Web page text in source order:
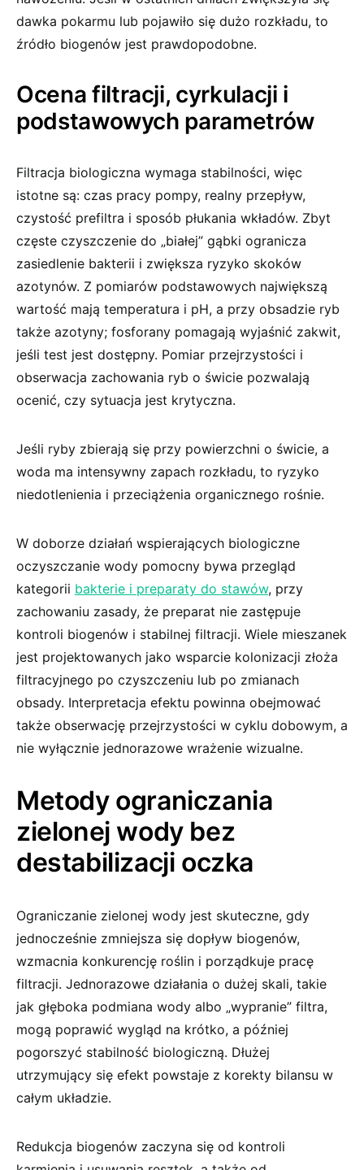
dawka pokarmu lub pojawiło się dużo rozkładu, to
źródło biogenów jest prawdopodobne.
Ocena filtracji, cyrkulacji i
podstawowych parametrów
Filtracja biologiczna wymaga stabilności, więc
istotne są: czas pracy pompy, realny przepływ,
czystość prefiltra i sposób płukania wkładów. Zbyt
częste czyszczenie do „białej” gąbki ogranicza
zasiedlenie bakterii i zwiększa ryzyko skoków
azotynów. Z pomiarów podstawowych największą
wartość mają temperatura i pH, a przy obsadzie ryb
także azotyny; fosforany pomagają wyjaśnić zakwit,
jeśli test jest dostępny. Pomiar przejrzystości i
obserwacja zachowania ryb o świcie pozwalają
ocenić, czy sytuacja jest krytyczna.
Jeśli ryby zbierają się przy powierzchni o świcie, a
woda ma intensywny zapach rozkładu, to ryzyko
niedotlenienia i przeciążenia organicznego rośnie.
W doborze działań wspierających biologiczne
oczyszczanie wody pomocny bywa przegląd
kategorii bakterie i preparaty do stawów, przy
zachowaniu zasady, że preparat nie zastępuje
kontroli biogenów i stabilnej filtracji. Wiele mieszanek
jest projektowanych jako wsparcie kolonizacji złoża
filtracyjnego po czyszczeniu lub po zmianach
obsady. Interpretacja efektu powinna obejmować
także obserwację przejrzystości w cyklu dobowym, a
nie wyłącznie jednorazowe wrażenie wizualne.
Metody ograniczania
zielonej wody bez
destabilizacji oczka
Ograniczanie zielonej wody jest skuteczne, gdy
jednocześnie zmniejsza się dopływ biogenów,
wzmacnia konkurencję roślin i porządkuje pracę
filtracji. Jednorazowe działania o dużej skali, takie
jak głęboka podmiana wody albo „wypranie” filtra,
mogą poprawić wygląd na krótko, a później
pogorszyć stabilność biologiczną. Dłużej
utrzymujący się efekt powstaje z korekty bilansu w
całym układzie.
Redukcja biogenów zaczyna się od kontroli